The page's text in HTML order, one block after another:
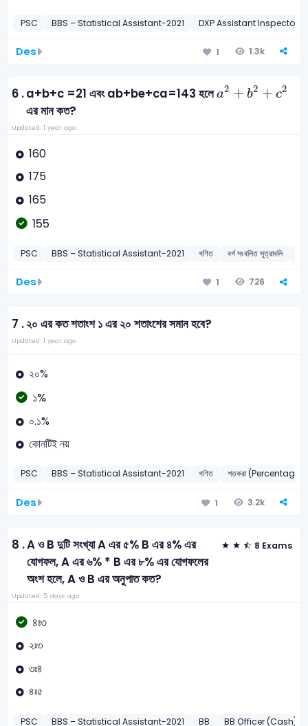
PSC BBS – Statistical Assistant-2021 DXP Assistant Inspector
Des 1 1.3k
6 .a+b+c =21 এবং ab+be+ca=143 হলেa2 + b2 + c2
a2 + b2 + 2
এর মান কত?
Updated: 1 year ago
160
175
165
155
PSC BBS – Statistical Assistant-2021 গণিত বর্গ সংবলিত সূত্রাবলি
Des 1 726
7 .২০ এর কত শতাংশ ১ এর ২০ শতাংশের সমান হবে?
Updated: 1 year ago
২০%
১%
০.১%
কোনটিই নয়
PSC BBS – Statistical Assistant-2021 গণিত শতকরা (Percentage)
Des 1 3.2k
8 .A ও B দুটি সংখ্যা A এর ৫% B এর ৪% এর
যোগফল, A এর ৬% * B এর ৮% এর যোগফলের
অংশ হলে, A ও B এর অনুপাত কত?
8 Exams
Updated: 5 days ago
৪ঃ৩
২ঃ৩
৩ঃ৪
৪ঃ৫
PSC BBS – Statistical Assistant-2021 BB BB Officer (Cash)-